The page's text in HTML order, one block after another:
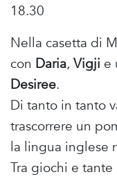
18.30
Nella casetta di
con Daria, Vigji e
Desiree.
Di tanto in tanto
trascorrere un
la lingua inglese
Tra giochi e tante